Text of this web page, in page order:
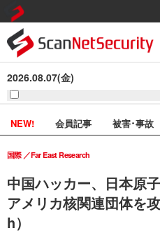
2026.08.07(金)
NEW! 会員記事 被害･事故
中国ハッカー、日本原
アメリカ核関連団体を
h）
国際 Far East Research